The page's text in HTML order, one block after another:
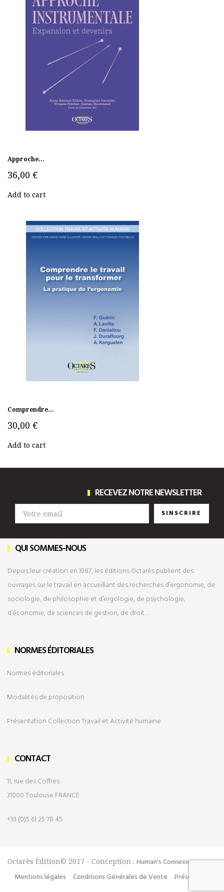
Approche...
36,00 €
Add to cart
Comprendre...
30,00 €
Add to cart
RECEVEZ NOTRE NEWSLETTER
SINSCRIRE
QUI SOMMES-NOUS
Depuis leur création en 1987, les éditions Octarès publient des
ouvrages sur le travail en accueillant des recherches d’ergonomie, de
sociologie, de philosophie et d’ergologie, de psychologie,
d’économie, de sciences de gestion, de droit…
NORMES ÉDITORIALES
Normes éditoriales
Modalités de proposition
Présentation Collection Travail et Activité humaine
CONTACT
11, rue des Coffres
31000 Toulouse FRANCE
+33 (0)5 61 25 78 45
Octarès Édition© 2017 - Conception : Human's Connexion
Mentions légales
Conditions Générales de Vente Présentation